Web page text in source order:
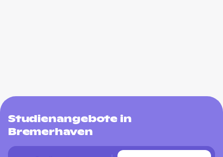
Studienangebote in
Bremerhaven